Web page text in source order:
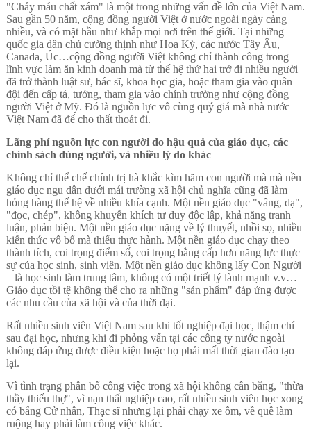
"Chảy máu chất xám" là một trong những vấn đề lớn của Việt Nam.
Sau gần 50 năm, cộng đồng người Việt ở nước ngoài ngày càng
nhiều, và có mặt hầu như khắp mọi nơi trên thế giới. Tại những
quốc gia dân chủ cường thịnh như Hoa Kỳ, các nước Tây Âu,
Canada, Úc…cộng đồng người Việt không chỉ thành công trong
lĩnh vực làm ăn kinh doanh mà từ thế hệ thứ hai trở đi nhiều người
đã trở thành luật sư, bác sĩ, khoa học gia, hoặc tham gia vào quân
đội đến cấp tá, tướng, tham gia vào chính trường như cộng đồng
người Việt ở Mỹ. Đó là nguồn lực vô cùng quý giá mà nhà nước
Việt Nam đã để cho thất thoát đi.
Lãng phí nguồn lực con người do hậu quả của giáo dục, các
chính sách dùng người, và nhiều lý do khác
Không chỉ thể chế chính trị hà khắc kìm hãm con người mà mà nền
giáo dục ngu dân dưới mái trường xã hội chủ nghĩa cũng đã làm
hỏng hàng thế hệ về nhiều khía cạnh. Một nền giáo dục "vâng, dạ",
"đọc, chép", không khuyến khích tư duy độc lập, khả năng tranh
luận, phản biện. Một nền giáo dục nặng về lý thuyết, nhồi sọ, nhiều
kiến thức vô bổ mà thiếu thực hành. Một nền giáo dục chạy theo
thành tích, coi trọng điểm số, coi trọng bằng cấp hơn năng lực thực
sự của học sinh, sinh viên. Một nền giáo dục không lấy Con Người
– là học sinh làm trung tâm, không có một triết lý lành mạnh v.v…
Giáo dục tồi tệ không thể cho ra những "sản phẩm" đáp ứng được
các nhu cầu của xã hội và của thời đại.
Rất nhiều sinh viên Việt Nam sau khi tốt nghiệp đại học, thậm chí
sau đại học, nhưng khi đi phỏng vấn tại các công ty nước ngoài
không đáp ứng được điều kiện hoặc họ phải mất thời gian đào tạo
lại.
Vì tình trạng phân bổ công việc trong xã hội không cân bằng, "thừa
thầy thiếu thợ", vì nạn thất nghiệp cao, rất nhiều sinh viên học xong
có bằng Cử nhân, Thạc sĩ nhưng lại phải chạy xe ôm, về quê làm
ruộng hay phải làm công việc khác.